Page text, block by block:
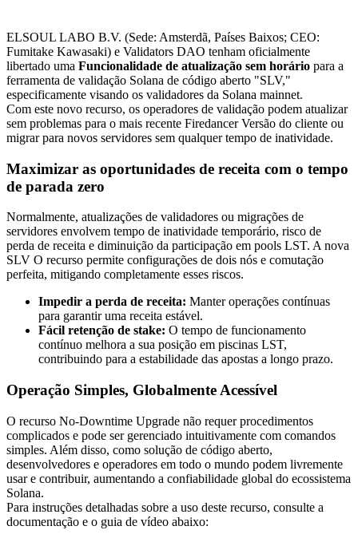
ELSOUL LABO B.V. (Sede: Amsterdã, Países Baixos; CEO:
Fumitake Kawasaki) e Validators DAO tenham oficialmente
libertado uma Funcionalidade de atualização sem horário para a
ferramenta de validação Solana de código aberto "SLV,"
especificamente visando os validadores da Solana mainnet.
Com este novo recurso, os operadores de validação podem atualizar
sem problemas para o mais recente Firedancer Versão do cliente ou
migrar para novos servidores sem qualquer tempo de inatividade.
Maximizar as oportunidades de receita com o tempo
de parada zero
Normalmente, atualizações de validadores ou migrações de
servidores envolvem tempo de inatividade temporário, risco de
perda de receita e diminuição da participação em pools LST. A nova
SLV O recurso permite configurações de dois nós e comutação
perfeita, mitigando completamente esses riscos.
Impedir a perda de receita: Manter operações contínuas
para garantir uma receita estável.
Fácil retenção de stake: O tempo de funcionamento
contínuo melhora a sua posição em piscinas LST,
contribuindo para a estabilidade das apostas a longo prazo.
Operação Simples, Globalmente Acessível
O recurso No-Downtime Upgrade não requer procedimentos
complicados e pode ser gerenciado intuitivamente com comandos
simples. Além disso, como solução de código aberto,
desenvolvedores e operadores em todo o mundo podem livremente
usar e contribuir, aumentando a confiabilidade global do ecossistema
Solana.
Para instruções detalhadas sobre a uso deste recurso, consulte a
documentação e o guia de vídeo abaixo: